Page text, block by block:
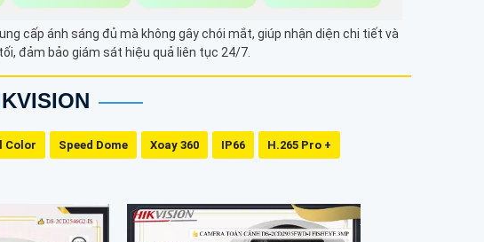
cấp ánh sáng đủ mà không gây chói mắt, giúp nhận diện chi tiết và
đảm bảo giám sát hiệu quả liên tục 24/7.
Color Speed Dome Xoay 360 IP66 H.265 Pro +